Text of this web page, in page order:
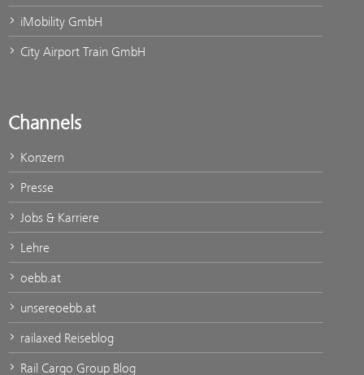
iMobility GmbH
City Airport Train GmbH
Channels
Konzern
Presse
Jobs & Karriere
Lehre
oebb.at
unsereoebb.at
railaxed Reiseblog
Rail Cargo Group Blog